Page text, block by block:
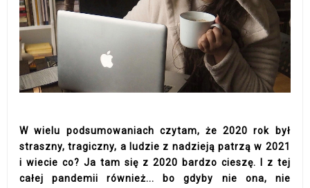
W wielu podsumowaniach czytam, że 2020 rok był
straszny, tragiczny, a ludzie z nadzieją patrzą w 2021
i wiecie co? Ja tam się z 2020 bardzo cieszę. I z tej
całej pandemii również... bo gdyby nie ona, nie